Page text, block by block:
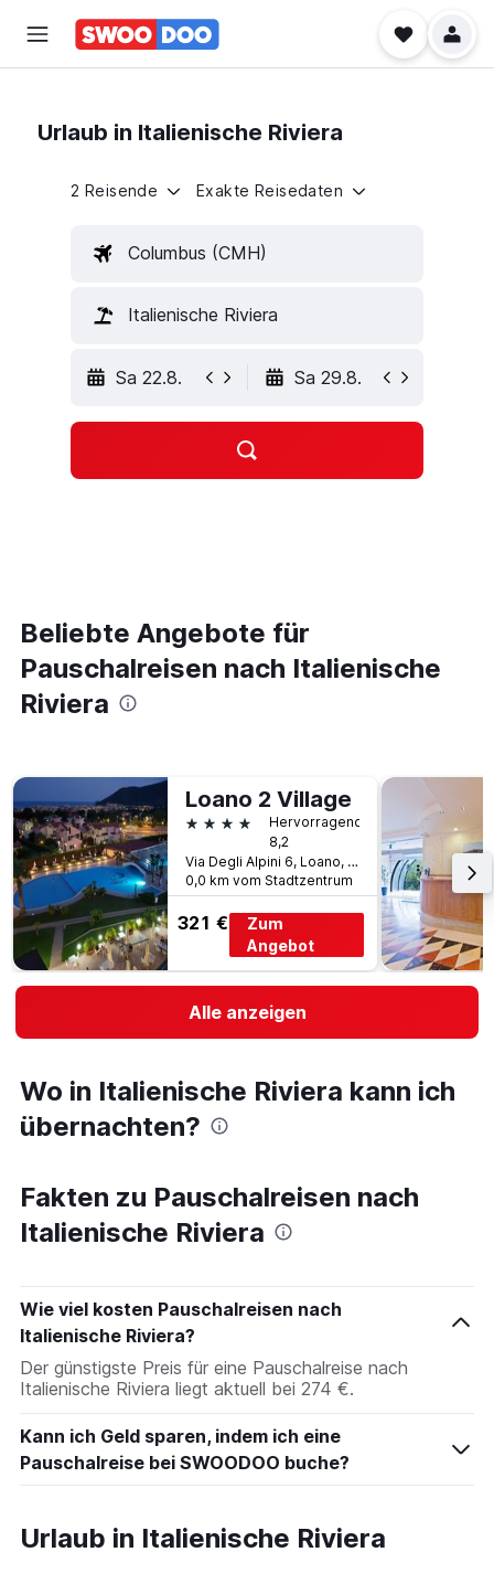
Urlaub in Italienische Riviera
2 Reisende Exakte Reisedaten
Columbus (CMH)
Italienische Riviera
Sa 22.8. Sa 29.8.
Beliebte Angebote für
Pauschalreisen nach Italienische
Riviera
Loano 2 Village
4 Sterne
Hervorragend
8,2
Via Degli Alpini 6, Loano, Savona, Italien
0,0 km vom Stadtzentrum
321 €
Zum
Angebot
Alle anzeigen
Wo in Italienische Riviera kann ich
übernachten?
Fakten zu Pauschalreisen nach
Italienische Riviera
Wie viel kosten Pauschalreisen nach
Italienische Riviera?
Der günstigste Preis für eine Pauschalreise nach
Italienische Riviera liegt aktuell bei 274 €.
Kann ich Geld sparen, indem ich eine
Pauschalreise bei SWOODOO buche?
Urlaub in Italienische Riviera